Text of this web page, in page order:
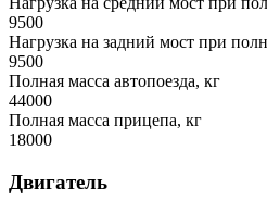
9500
Нагрузка на задний мост при
9500
Полная масса автопоезда, кг
44000
Полная масса прицепа, кг
18000
Двигатель